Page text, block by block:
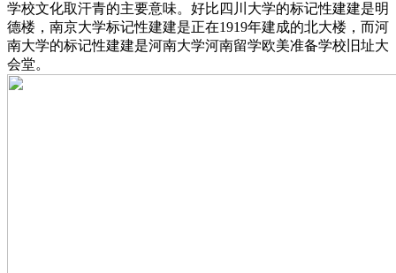
学校文化取汗青的主要意味。好比四川大学的标记性建建是明
德楼，南京大学标记性建建是正在1919年建成的北大楼，而河
南大学的标记性建建是河南大学河南留学欧美准备学校旧址大
会堂。